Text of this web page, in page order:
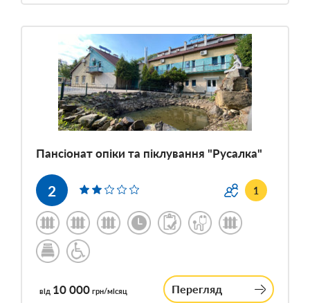
Пансіонат опіки та піклування "Русалка"
2 1
від 10 000 грн/місяц Перегляд